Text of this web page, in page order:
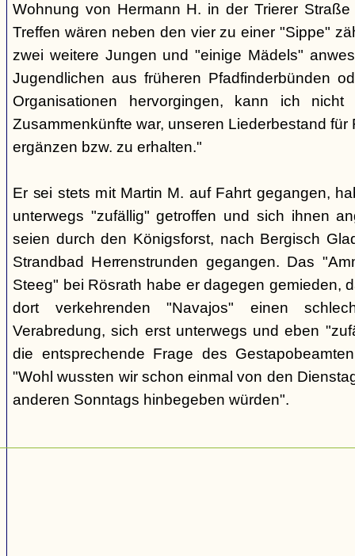
Wohnung von Hermann H. in der Trierer
Treffen wären neben den vier zu einer "Sippe"
zwei weitere Jungen und "einige Mädels"
Jugendlichen aus früheren Pfadfinderbünden
Organisationen hervorgingen, kann ich
Zusammenkünfte war, unseren Liederbestand
ergänzen bzw. zu erhalten."
Er sei stets mit Martin M. auf Fahrt gegangen,
unterwegs "zufällig" getroffen und sich ihnen
seien durch den Königsforst, nach Bergisch
Strandbad Herrenstrunden gegangen. Das
Steeg" bei Rösrath habe er dagegen gemieden,
dort verkehrenden "Navajos" einen
Verabredung, sich erst unterwegs und eben
die entsprechende Frage des
"Wohl wussten wir schon einmal von den
anderen Sonntags hinbegeben würden".